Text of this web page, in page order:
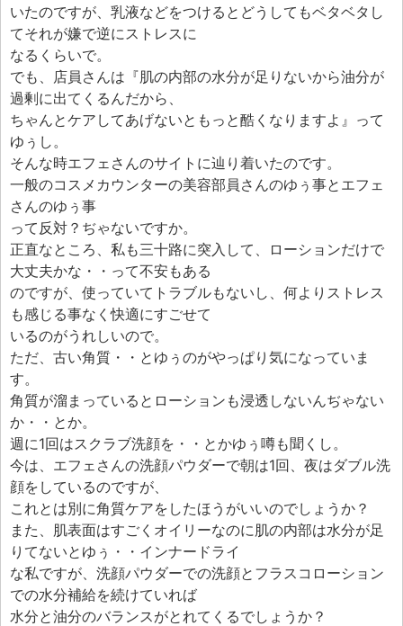
いたのですが、乳液などをつけるとどうしてもベタベタし
てそれが嫌で逆にストレスに
なるくらいで。
でも、店員さんは『肌の内部の水分が足りないから油分が
過剰に出てくるんだから、
ちゃんとケアしてあげないともっと酷くなりますよ』って
ゆぅし。
そんな時エフェさんのサイトに辿り着いたのです。
一般のコスメカウンターの美容部員さんのゆぅ事とエフェ
さんのゆぅ事
って反対？ぢゃないですか。
正直なところ、私も三十路に突入して、ローションだけで
大丈夫かな・・って不安もある
のですが、使っていてトラブルもないし、何よりストレス
も感じる事なく快適にすごせて
いるのがうれしいので。
ただ、古い角質・・とゆぅのがやっぱり気になっていま
す。
角質が溜まっているとローションも浸透しないんぢゃない
か・・とか。
週に1回はスクラブ洗顔を・・とかゆぅ噂も聞くし。
今は、エフェさんの洗顔パウダーで朝は1回、夜はダブル洗
顔をしているのですが、
これとは別に角質ケアをしたほうがいいのでしょうか？
また、肌表面はすごくオイリーなのに肌の内部は水分が足
りてないとゆぅ・・インナードライ
な私ですが、洗顔パウダーでの洗顔とフラスコローション
での水分補給を続けていれば
水分と油分のバランスがとれてくるでしょうか？